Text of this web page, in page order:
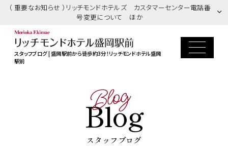
（ 重要なお知らせ ）リッチモンドホテルズ カスタマーセンター電話番
号変更について ほか
スタッフブログ | 盛岡駅前から徒歩約3分！リッチモンドホテル盛岡
駅前
Blog
Blog
スタッフブログ